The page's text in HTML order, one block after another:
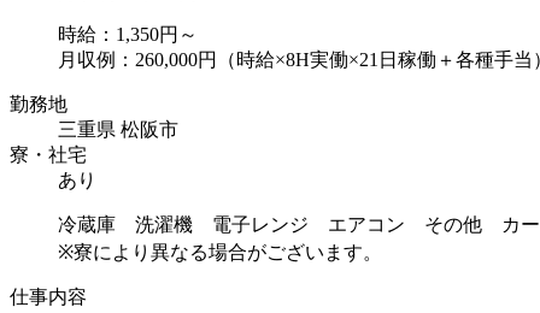
時給：1,350円～
月収例：260,000円（時給×8H実働×21日稼働＋各種手当
勤務地
三重県 松阪市
寮・社宅
あり
冷蔵庫 洗濯機 電子レンジ エアコン その他 カー
※寮により異なる場合がございます。
仕事内容